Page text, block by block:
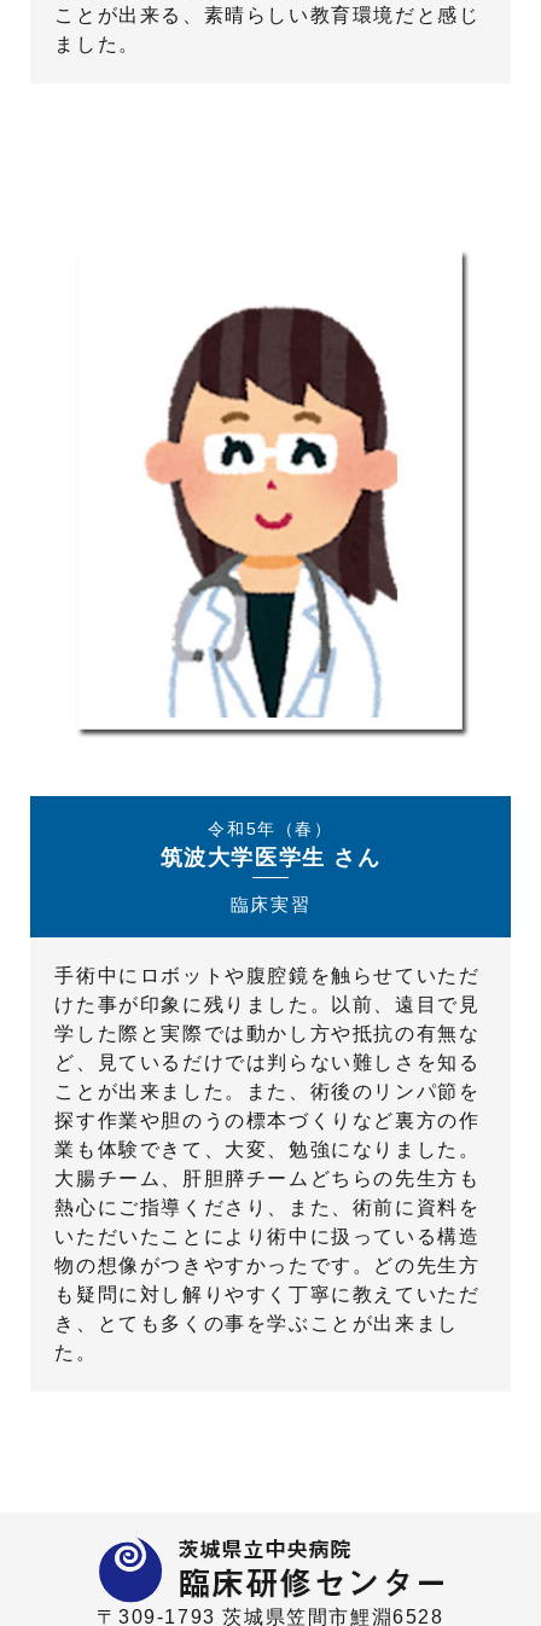
ことが出来る、素晴らしい教育環境だと感じ
ました。
令和5年（春）
筑波大学医学生 さん
臨床実習
手術中にロボットや腹腔鏡を触らせていただ
けた事が印象に残りました。以前、遠目で見
学した際と実際では動かし方や抵抗の有無な
ど、見ているだけでは判らない難しさを知る
ことが出来ました。また、術後のリンパ節を
探す作業や胆のうの標本づくりなど裏方の作
業も体験できて、大変、勉強になりました。
大腸チーム、肝胆膵チームどちらの先生方も
熱心にご指導くださり、また、術前に資料を
いただいたことにより術中に扱っている構造
物の想像がつきやすかったです。どの先生方
も疑問に対し解りやすく丁寧に教えていただ
き、とても多くの事を学ぶことが出来まし
た。
〒309-1793 茨城県笠間市鯉淵6528